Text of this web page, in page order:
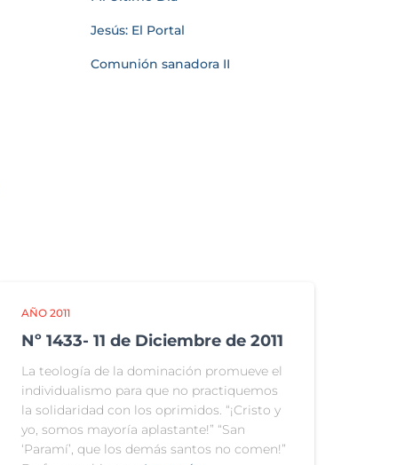
Jesús: El Portal
Comunión sanadora II
AÑO 2011
Nº 1433- 11 de Diciembre de 2011
La teología de la dominación promueve el
individualismo para que no practiquemos
la solidaridad con los oprimidos. “¡Cristo y
yo, somos mayoría aplastante!” “San
‘Paramí’, que los demás santos no comen!”